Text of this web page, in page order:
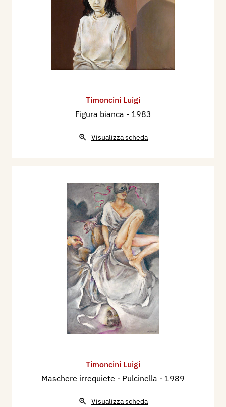
Timoncini Luigi
Figura bianca - 1983
Visualizza scheda
Timoncini Luigi
Maschere irrequiete - Pulcinella - 1989
Visualizza scheda